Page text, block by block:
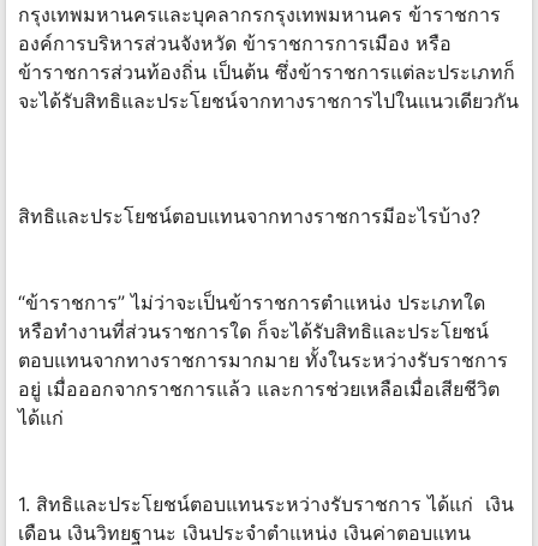
กรุงเทพมหานครและบุคลากรกรุงเทพมหานคร ข้าราชการ
องค์การบริหารส่วนจังหวัด ข้าราชการการเมือง หรือ
ข้าราชการส่วนท้องถิ่น เป็นต้น ซึ่งข้าราชการแต่ละประเภทก็
จะได้รับสิทธิและประโยชน์จากทางราชการไปในแนวเดียวกัน
สิทธิและประโยชน์ตอบแทนจากทางราชการมีอะไรบ้าง?
“ข้าราชการ” ไม่ว่าจะเป็นข้าราชการตำแหน่ง ประเภทใด
หรือทำงานที่ส่วนราชการใด ก็จะได้รับสิทธิและประโยชน์
ตอบแทนจากทางราชการมากมาย ทั้งในระหว่างรับราชการ
อยู่ เมื่อออกจากราชการแล้ว และการช่วยเหลือเมื่อเสียชีวิต
ได้แก่
1. สิทธิและประโยชน์ตอบแทนระหว่างรับราชการ ได้แก่ เงิน
เดือน เงินวิทยฐานะ เงินประจำตำแหน่ง เงินค่าตอบแทน